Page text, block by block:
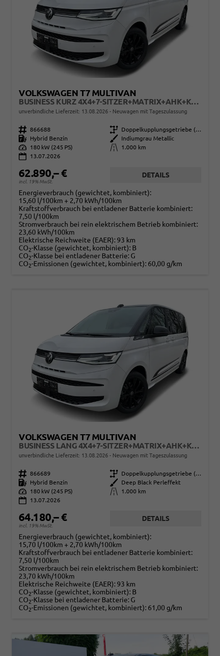
VOLKSWAGEN T7 MULTIVAN
BUSINESS KURZ 4X4+7-SITZER+MATRIX+AHK+KAMERA+SHZ+17" ALU
unverbindliche Lieferzeit: 13.08.2026 Neuwagen mit Tageszulassung
Fahrzeugnr. 866688 Getriebe
Doppelkupplungsgetriebe (DSG)
Kraftstoff
Hybrid Benzin Außenfarbe
Indiumgrau Metallic
Leistung
180 kW (245 PS) Kilometerstand
1.000 km
13.07.2026
62.890,– €
incl. 19% MwSt.
DETAILS
Energieverbrauch (gewichtet, kombiniert):
15,60 l/100km + 2,70 kWh/100km
Kraftstoffverbrauch bei entladener Batterie kombiniert:
7,50 l/100km
Stromverbrauch bei rein elektrischem Betrieb kombiniert:
23,60 kWh/100km
Elektrische Reichweite (EAER): 93 km
CO2-Klasse (gewichtet, kombiniert): B
CO2-Klasse bei entladener Batterie: G
CO2-Emissionen (gewichtet, kombiniert): 60,00 g/km
VOLKSWAGEN T7 MULTIVAN
BUSINESS LANG 4X4+7-SITZER+MATRIX+AHK+KAMERA+SHZ+17" ALU
unverbindliche Lieferzeit: 13.08.2026 Neuwagen mit Tageszulassung
Fahrzeugnr. 866689 Getriebe
Doppelkupplungsgetriebe (DSG)
Kraftstoff
Hybrid Benzin Außenfarbe
Deep Black Perleffekt
Leistung
180 kW (245 PS) Kilometerstand
1.000 km
13.07.2026
64.180,– €
incl. 19% MwSt.
DETAILS
Energieverbrauch (gewichtet, kombiniert):
15,70 l/100km + 2,70 kWh/100km
Kraftstoffverbrauch bei entladener Batterie kombiniert:
7,50 l/100km
Stromverbrauch bei rein elektrischem Betrieb kombiniert:
23,70 kWh/100km
Elektrische Reichweite (EAER): 93 km
CO2-Klasse (gewichtet, kombiniert): B
CO2-Klasse bei entladener Batterie: G
CO2-Emissionen (gewichtet, kombiniert): 61,00 g/km